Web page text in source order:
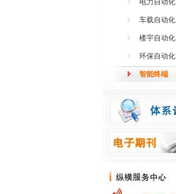
车载自动化
楼宇自动化
环保自动化
智能终端